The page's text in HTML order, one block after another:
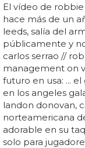
El vídeo de
hace más de un
leeds, salía del
públicamente y
carlos serrao //
management on
futuro en usa: ...
en los angeles
landon donovan,
norteamericana
adorable en su
solo para